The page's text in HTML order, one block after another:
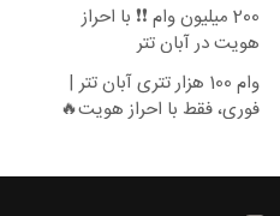
200 میلیون وام ❗❗ با احراز
هویت در آبان تتر
وام 100 هزار تتری آبان تتر |
فوری، فقط با احراز هویت🔥